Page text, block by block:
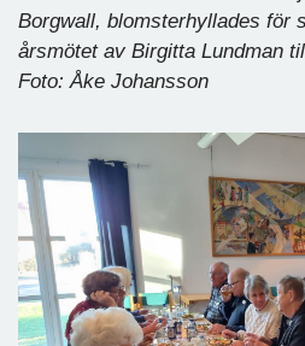
Borgwall, blomsterhyllades för
årsmötet av Birgitta Lundman
Foto: Åke Johansson